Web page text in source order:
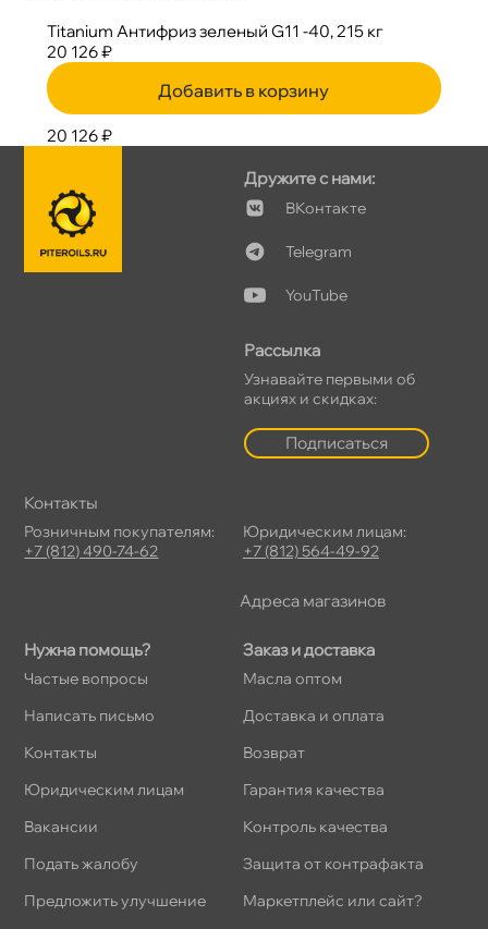
Titanium Антифриз зеленый G11 -40, 215 к
20 126 ₽
Добавить в корзину
20 126 ₽
Нужна помощь?
Частые вопросы
Написать письмо
Контакты
Юридическим лицам
акансии
Подать жалобу
Предложить улучшение
Заказ и доставка
Масла оптом
Доставка и оплата
озврат
Гарантия качества
Контроль качества
Защита от контрафакта
Маркетплейс или сайт?
Дружите с нами:
Контакте
Telegram
YouTube
Рассылка
Узнавайте первыми о
акциях и скидках:
Подписаться
Контакты
Розничным покупателям:
+7 (812) 490-74-62
Юридическим лицам:
+7 (812) 564-49-92
Адреса магазино